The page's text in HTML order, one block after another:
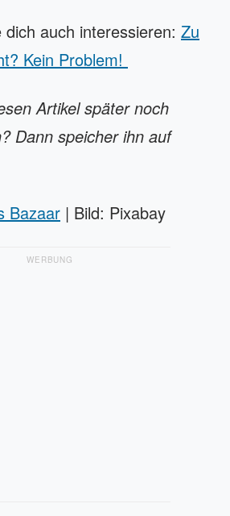
auch interessieren: Zu
Kein Problem!
Artikel später noch
Dann speicher ihn auf
Bazaar | Bild: Pixabay
WERBUNG